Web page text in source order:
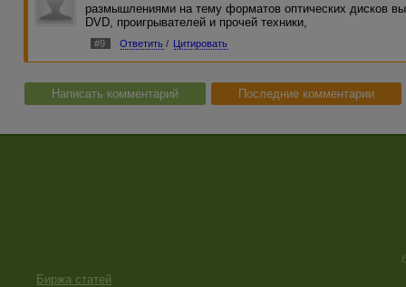
размышлениями на тему форматов оптических дисков
DVD, проигрывателей и прочей техники,
#9 Ответить / Цитировать
Написать комментарий Последние комментарии
Биржа статей